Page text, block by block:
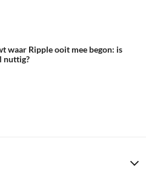
waar Ripple ooit mee begon: is
nuttig?